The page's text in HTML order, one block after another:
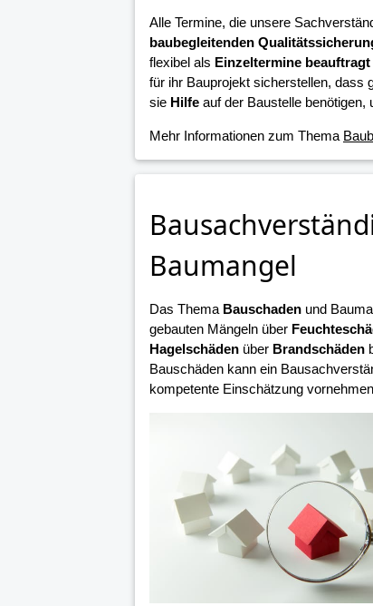
Alle Termine, die unsere
baubegleitenden
flexibel als Einzeltermine beauftragt
für ihr Bauprojekt sicherstellen, dass
sie Hilfeauf der Baustelle benötigen,
Mehr Informationen zum Thema
Baumangel
Das Thema Bauschadenund
gebauten Mängeln über
Hagelschädenüber Brandschäden
Bauschäden kann ein
kompetente Einschätzung